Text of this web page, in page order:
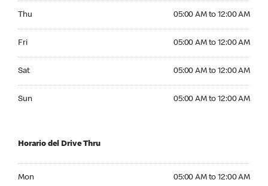
Thu 05:00 AM to 12:00 AM
Fri 05:00 AM to 12:00 AM
Sat 05:00 AM to 12:00 AM
Sun 05:00 AM to 12:00 AM
Horario del Drive Thru
Mon 05:00 AM to 12:00 AM